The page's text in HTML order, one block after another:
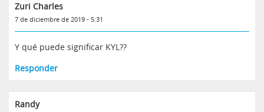
Zuri Charles
7 de diciembre de 2019 - 5:31
Y qué puede significar KYL??
Responder
Randy